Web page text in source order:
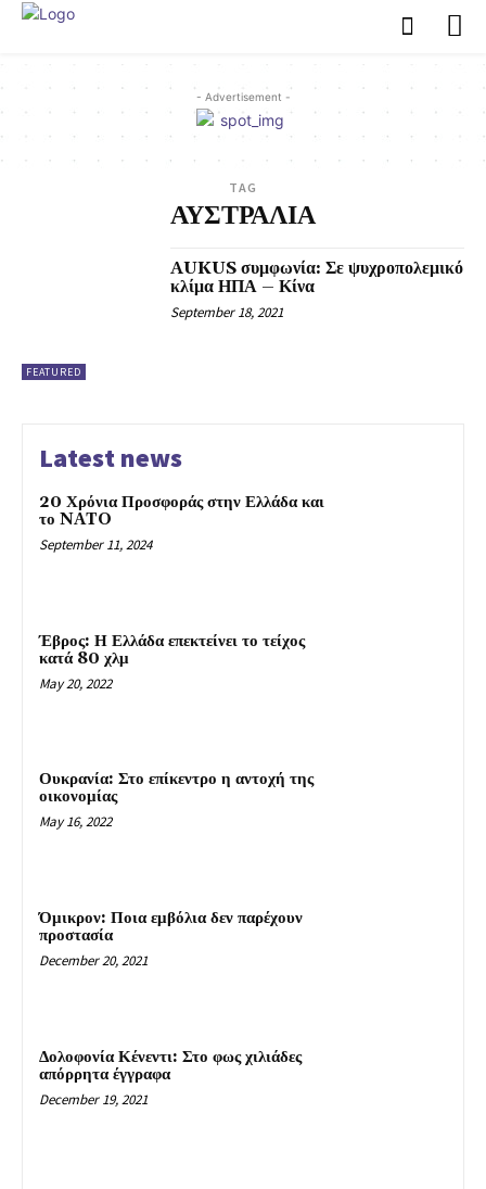
- Advertisement -
TAG
ΑΥΣΤΡΑΛΙΑ
FEATURED
AUKUS συμφωνία: Σε ψυχροπολεμικό
κλίμα ΗΠΑ – Κίνα
September 18, 2021
Latest news
20 Χρόνια Προσφοράς στην Ελλάδα και
το NATO
September 11, 2024
Έβρος: Η Ελλάδα επεκτείνει το τείχος
κατά 80 χλμ
May 20, 2022
Ουκρανία: Στο επίκεντρο η αντοχή της
οικονομίας
May 16, 2022
Όμικρον: Ποια εμβόλια δεν παρέχουν
προστασία
December 20, 2021
Δολοφονία Κένεντι: Στο φως χιλιάδες
απόρρητα έγγραφα
December 19, 2021